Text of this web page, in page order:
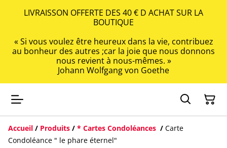
LIVRAISSON OFFERTE DES 40 € D ACHAT SUR LA
BOUTIQUE
« Si vous voulez être heureux dans la vie, contribuez
au bonheur des autres ;car la joie que nous donnons
nous revient à nous-mêmes. »
Johann Wolfgang von Goethe
Accueil / Produits / * Cartes Condoléances / Carte
Condoléance " le phare éternel"